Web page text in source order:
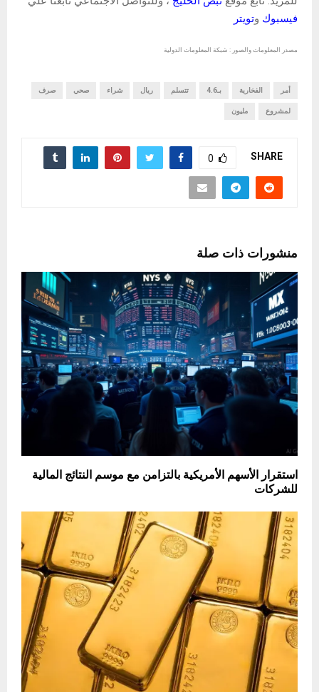
فيسبوك وتويتر
مصدر المعلومات والصور : شبكة المعلومات الدولية
أمر الفخارية بـ4.6 تتسلم ريال شراء صحي صرف
لمشروع مليون
SHARE
0
منشورات ذات صلة
استقرار الأسهم الأمريكية بالتزامن مع موسم النتائج المالية
للشركات